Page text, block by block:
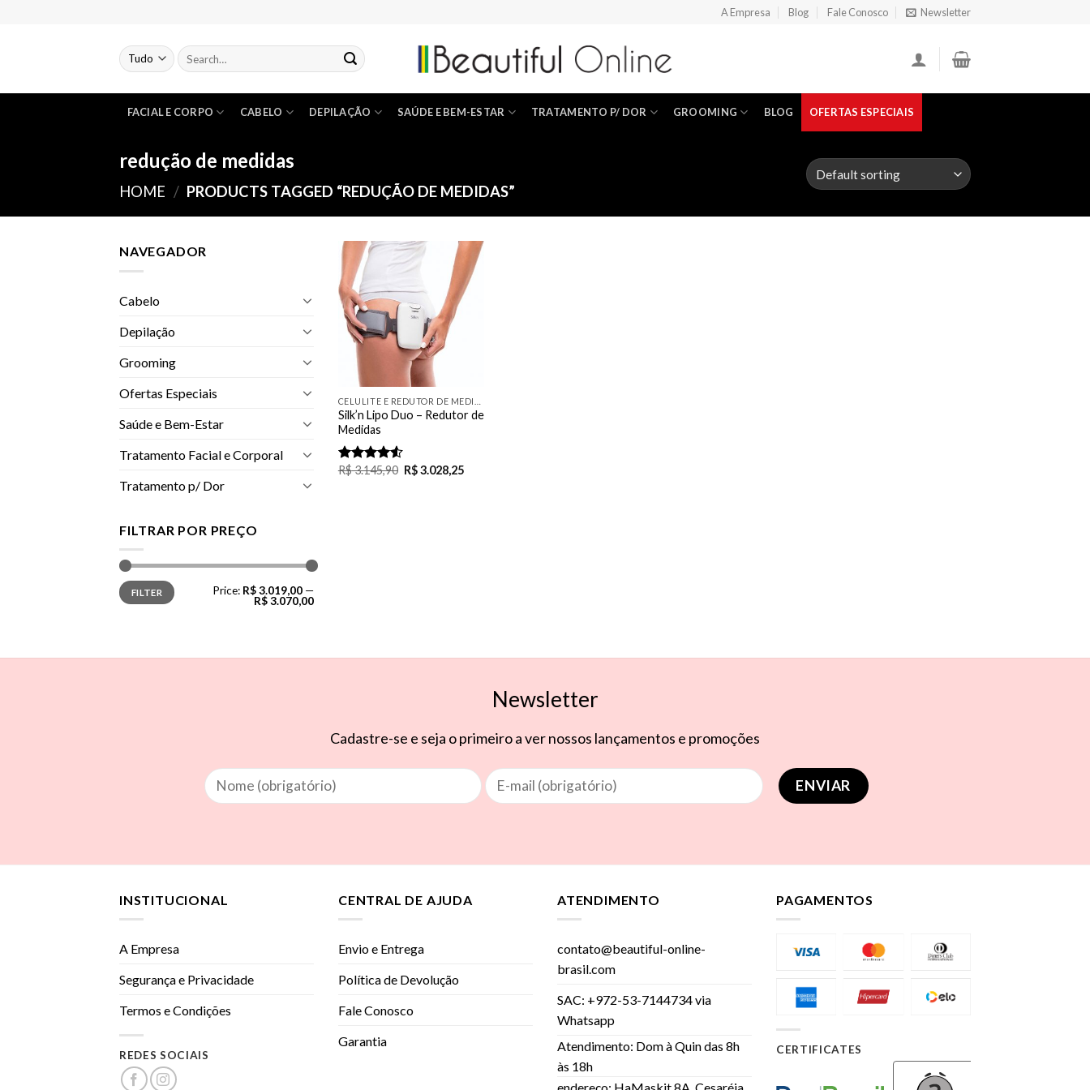
A Empresa Blog Fale Conosco Newsletter
FACIAL E CORPO CABELO DEPILAÇÃO SAÚDE E BEM-ESTAR TRATAMENTO P/ DOR GROOMING BLOG OFERTAS ESPECIAIS
redução de medidas
HOME / PRODUCTS TAGGED “REDUÇÃO DE MEDIDAS”
NAVEGADOR
Cabelo
Depilação
Grooming
Ofertas Especiais
Saúde e Bem-Estar
Tratamento Facial e Corporal
Tratamento p/ Dor
FILTRAR POR PREÇO
Min
price
Max
priceFILTER Price: R$ 3.019,00 —
R$ 3.070,00
Add to
Wishlist
Silk’n Lipo Duo – Redutor de
Medidas
Rated
R$3.145,90 R$3.028,25
Newsletter
Cadastre-se e seja o primeiro a ver nossos lançamentos e promoções
INSTITUCIONAL
A Empresa
Segurança e Privacidade
Termos e Condições
REDES SOCIAIS
CENTRAL DE AJUDA
Envio e Entrega
Política de Devolução
Fale Conosco
Garantia
ATENDIMENTO
contato@beautiful-online-
brasil.com
SAC: +972-53-7144734 via
Whatsapp
Atendimento: Dom à Quin das 8h
às 18h
PAGAMENTOS
CERTIFICATES